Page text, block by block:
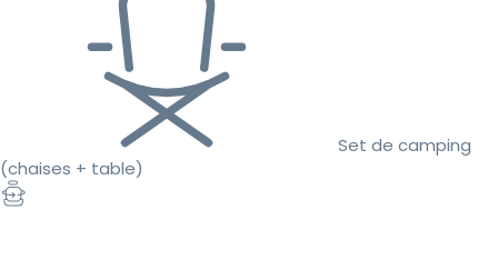
Set de camping
(chaises + table)